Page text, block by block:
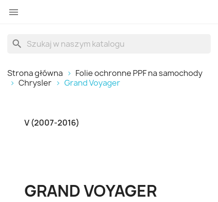

search
Strona główna
Folie ochronne PPF na samochody
Chrysler
Grand Voyager
V (2007-2016)
GRAND VOYAGER